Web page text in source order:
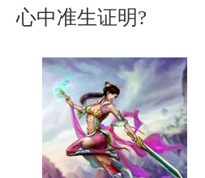
心中准生证明?